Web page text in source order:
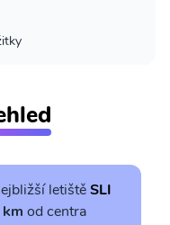
letištěSLI
od centra